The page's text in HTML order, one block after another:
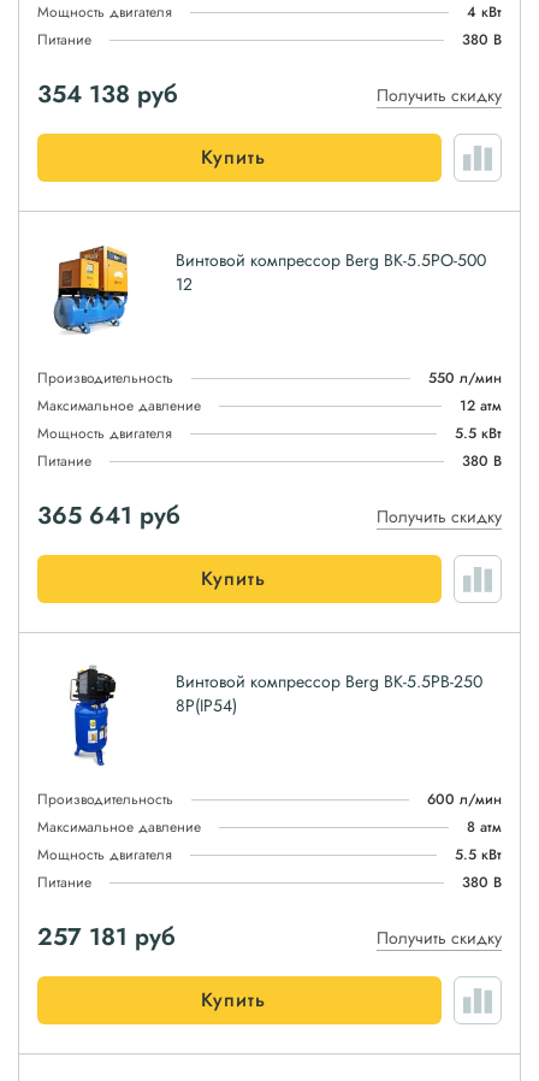
Мощность двигателя
4 кВт
Питание
380 В
354 138 руб Получить скидку
Купить
Винтовой компрессор Berg ВК-5.5РО-500
12
Производительность
550 л/мин
Максимальное давление
12 атм
Мощность двигателя
5.5 кВт
Питание
380 В
365 641 руб Получить скидку
Купить
Винтовой компрессор Berg ВК-5.5РВ-250
8P(IP54)
Производительность
600 л/мин
Максимальное давление
8 атм
Мощность двигателя
5.5 кВт
Питание
380 В
257 181 руб Получить скидку
Купить